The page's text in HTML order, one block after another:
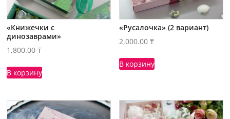
«Книжечки с
динозаврами»
1,800.00₸
В корзину
«Русалочка» (2 вариант)
2,000.00₸
В корзину